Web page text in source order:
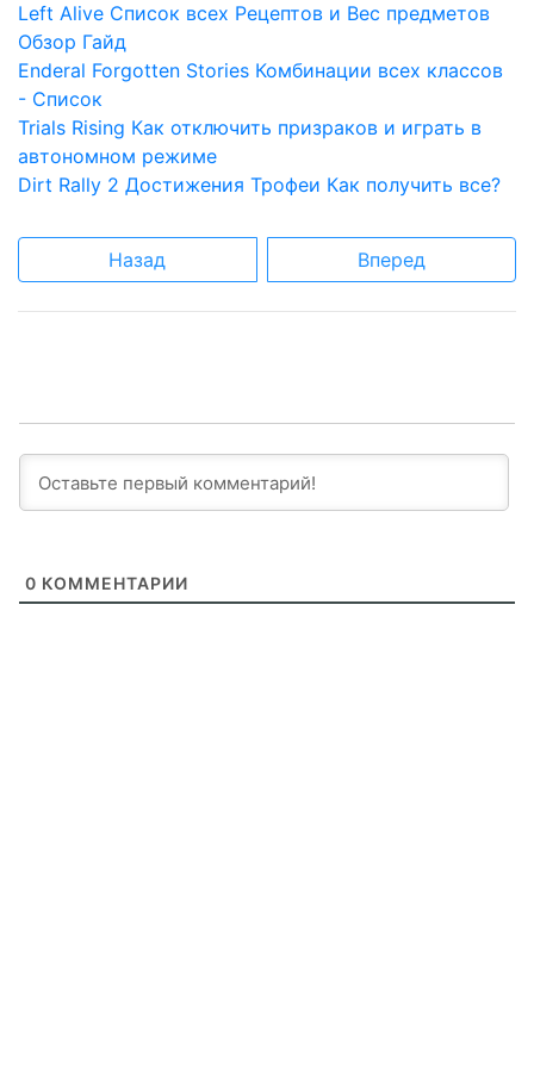
Left Alive Список всех Рецептов и Вес предметов
Обзор Гайд
Enderal Forgotten Stories Комбинации всех классов
- Список
Trials Rising Как отключить призраков и играть в
автономном режиме
Dirt Rally 2 Достижения Трофеи Как получить все?
Назад Вперед
0 КОММЕНТАРИИ